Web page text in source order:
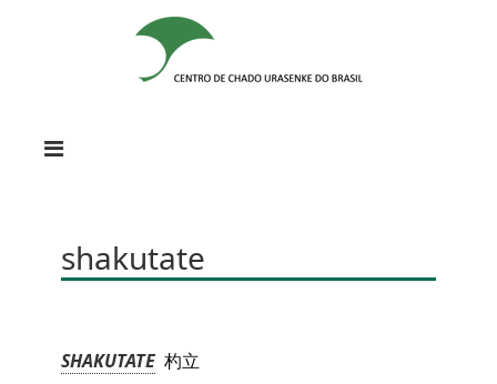
shakutate
SHAKUTATE 杓立